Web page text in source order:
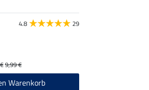
4.8 29
9,99 €
Warenkorb